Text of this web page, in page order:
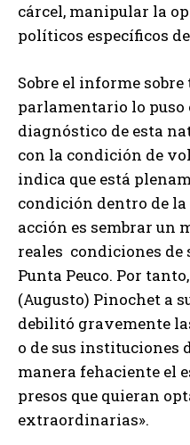
cárcel, manipular la
políticos específicos
Sobre el informe
parlamentario lo puso
diagnóstico de esta
con la condición de
indica que está
condición dentro de la
acción es sembrar un
reales condiciones de
Punta Peuco. Por
(Augusto) Pinochet a
debilitó gravemente
o de sus instituciones
manera fehaciente el
presos que quieran
extraordinarias».